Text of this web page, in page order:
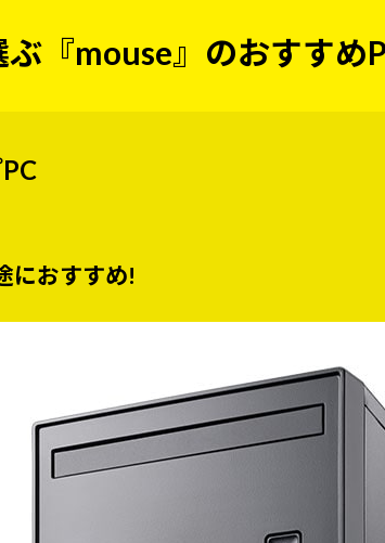
『mouse』のおすすめ
におすすめ!